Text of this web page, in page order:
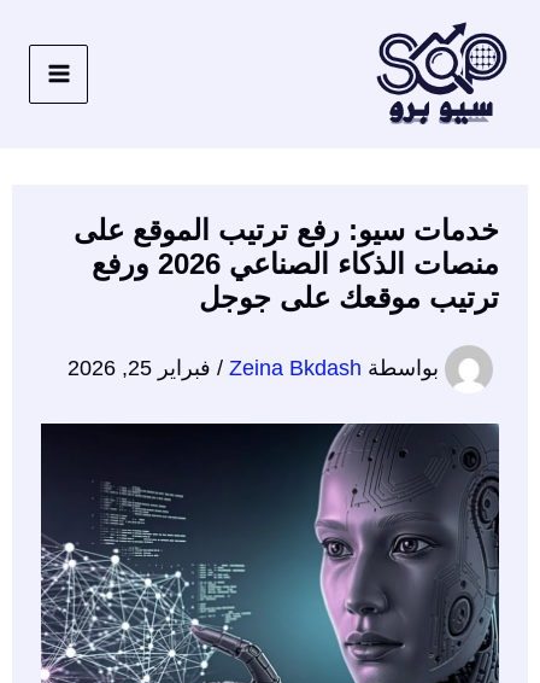
المحتوى
خدمات سيو: رفع ترتيب الموقع على
منصات الذكاء الصناعي 2026 ورفع
ترتيب موقعك على جوجل
بواسطة Zeina Bkdash
/ فبراير 25, 2026